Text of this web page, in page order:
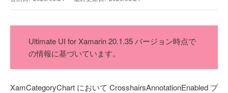
Ultimate UI for Xamarin 20.1.35 バージョン時点で
の情報に基づいています。
XamCategoryChart において CrosshairsAnnotationEnabled プ